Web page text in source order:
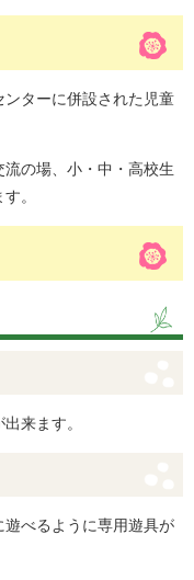
ターに併設された児童
の場、小・中・高校生
。
来ます。
べるように専用遊具が